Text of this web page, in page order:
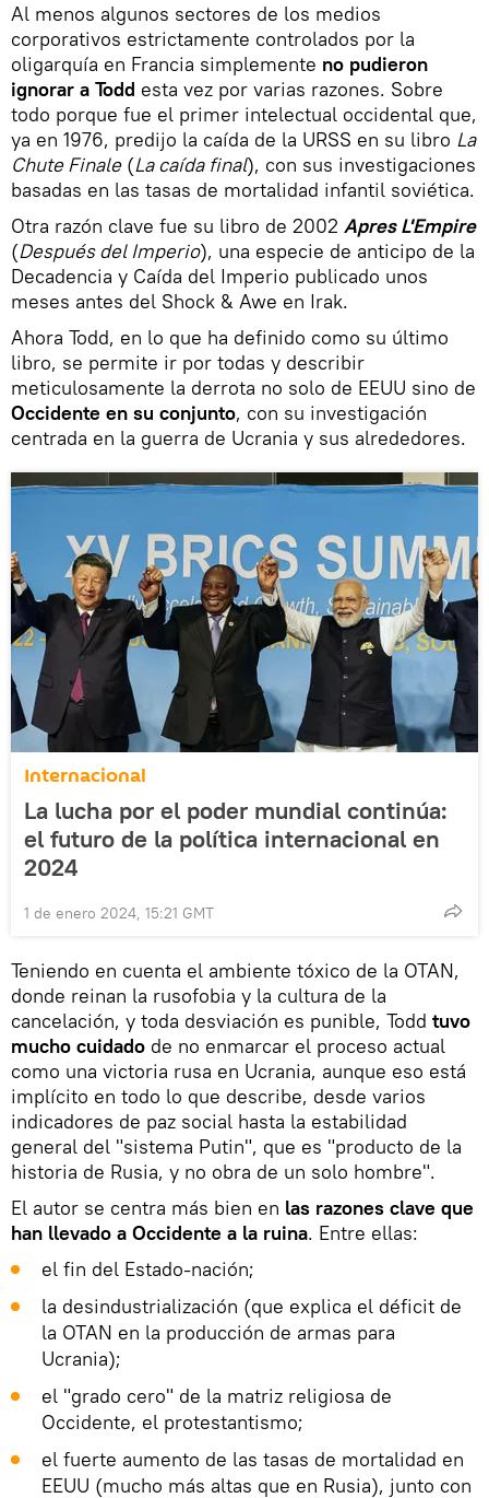
Al menos algunos sectores de los medios
corporativos estrictamente controlados por la
oligarquía en Francia simplemente no pudieron
ignorar a Todd esta vez por varias razones. Sobre
todo porque fue el primer intelectual occidental que,
ya en 1976, predijo la caída de la URSS en su libro La
Chute Finale(La caída final), con sus investigaciones
basadas en las tasas de mortalidad infantil soviética.
Otra razón clave fue su libro de 2002 Apres L'Empire
(Después del Imperio), una especie de anticipo de la
Decadencia y Caída del Imperio publicado unos
meses antes del Shock & Awe en Irak.
Ahora Todd, en lo que ha definido como su último
libro, se permite ir por todas y describir
meticulosamente la derrota no solo de EEUU sino de
Occidente en su conjunto, con su investigación
centrada en la guerra de Ucrania y sus alrededores.
Internacional
La lucha por el poder mundial continúa:
el futuro de la política internacional en
2024
1 de enero 2024, 15:21 GMT
Teniendo en cuenta el ambiente tóxico de la OTAN,
donde reinan la rusofobia y la cultura de la
cancelación, y toda desviación es punible, Todd tuvo
mucho cuidado de no enmarcar el proceso actual
como una victoria rusa en Ucrania, aunque eso está
implícito en todo lo que describe, desde varios
indicadores de paz social hasta la estabilidad
general del "sistema Putin", que es "producto de la
historia de Rusia, y no obra de un solo hombre".
El autor se centra más bien en las razones clave que
han llevado a Occidente a la ruina. Entre ellas:
el fin del Estado-nación;
la desindustrialización (que explica el déficit de
la OTAN en la producción de armas para
Ucrania);
el "grado cero" de la matriz religiosa de
Occidente, el protestantismo;
el fuerte aumento de las tasas de mortalidad en
EEUU (mucho más altas que en Rusia), junto con